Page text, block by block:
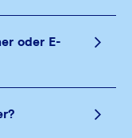
oder E-